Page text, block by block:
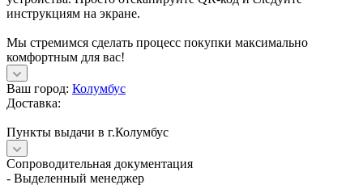
инструкциям на экране.
Мы стремимся сделать процесс покупки максимально
комфортным для вас!
Ваш город: Колумбус
Доставка:
Пункты выдачи в г.Колумбус
Сопроводительная документация
- Выделенный менеджер